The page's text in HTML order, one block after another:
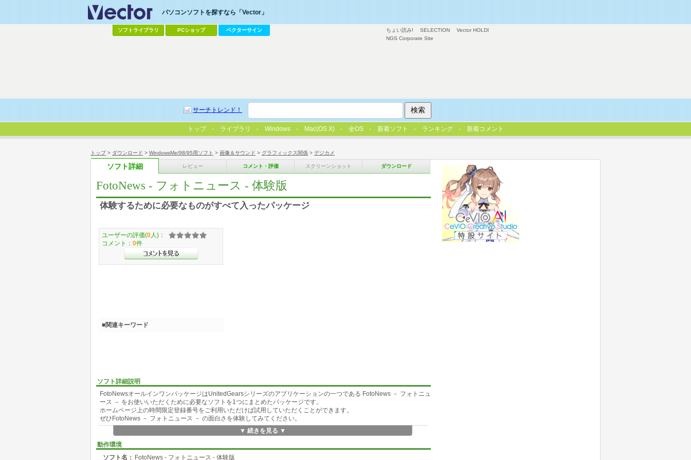
トップ> ダウンロード > WindowsMe/98/95用ソフト > 画像＆サウンド > グラフィックス関係 > デジカメ
ソフト詳細 レビュー コメント・評価 スクリーンショット ダウンロード
FotoNews - フォトニュース - 体験版
体験するために必要なものがすべて入ったパッケージ
ソフト詳細説明
FotoNewsオールインワンパッケージはUnitedGearsシリーズのアプリケーションの一つである FotoNews － フォトニュ
ース － をお使いいただくために必要なソフトを1つにまとめたパッケージです。
ホームページ上の時間限定登録番号をご利用いただけば試用していただくことができます。
ぜひFotoNews － フォトニュース － の面白さを体験してみてください。
このパッケージにはFotoNews、UnitedGears、そしてFotoExpoの3つが入っています。
ガイドブックにしたがってインストールすれば、ここにあるソフトウェアだけで体験することができます。
▼ 続きを見る ▼
動作環境
ソフト名： FotoNews - フォトニュース - 体験版
ユーザーの評価(0 人)：
コメント： 0件
■関連キーワード
ちょい読み! SELECTION
Vector HOLDI
NGS Corporate Site
パソコンソフトを探すなら「Vector」
ソフトライブラリ PCショップ ベクターサイン
サーチトレンド！
トップ ライブラリ Windows Mac(OS X) 全OS 新着ソフト ランキング 新着コメント